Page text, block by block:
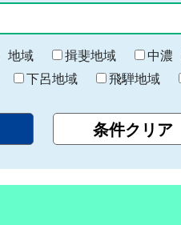
地域 揖斐地域 中濃
下呂地域 飛騨地域